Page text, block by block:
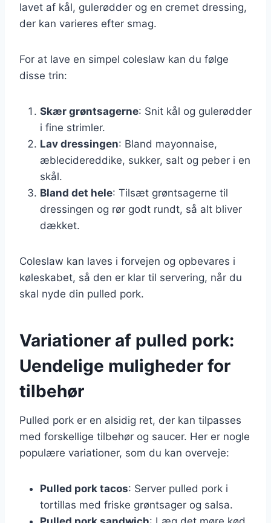
lavet af kål, gulerødder og en cremet dressing,
der kan varieres efter smag.
For at lave en simpel coleslaw kan du følge
disse trin:
Skær grøntsagerne: Snit kål og gulerødder
i fine strimler.
Lav dressingen: Bland mayonnaise,
æblecidereddike, sukker, salt og peber i en
skål.
Bland det hele: Tilsæt grøntsagerne til
dressingen og rør godt rundt, så alt bliver
dækket.
Coleslaw kan laves i forvejen og opbevares i
køleskabet, så den er klar til servering, når du
skal nyde din pulled pork.
Variationer af pulled pork:
Uendelige muligheder for
tilbehør
Pulled pork er en alsidig ret, der kan tilpasses
med forskellige tilbehør og saucer. Her er nogle
populære variationer, som du kan overveje:
Pulled pork tacos: Server pulled pork i
tortillas med friske grøntsager og salsa.